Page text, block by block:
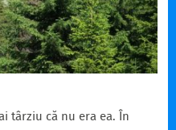
târziu că nu era ea. În